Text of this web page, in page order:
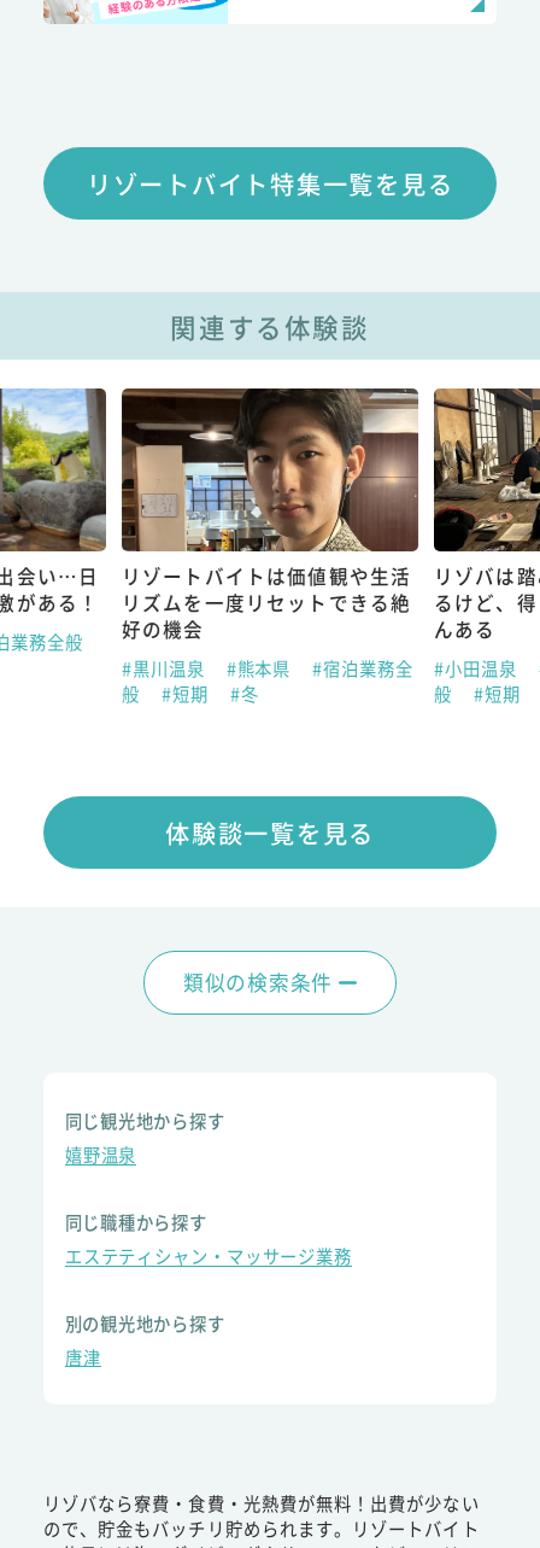
リゾートバイト特集一覧を見る
関連する体験談
会い…日
がある！
業務全般
リゾートバイトは価値観や生活
リズムを一度リセットできる絶
好の機会
#黒川温泉 #熊本県
#宿泊業務全
般
#短期 #冬
リゾバは
るけど、
んある
#小田温泉
般
#短期
体験談一覧を見る
類似の検索条件
同じ観光地から探す
嬉野温泉
同じ職種から探す
エステティシャン・マッサージ業務
別の観光地から探す
唐津
リゾバなら寮費・食費・光熱費が無料！出費が少ない
ので、貯金もバッチリ貯められます。リゾートバイト